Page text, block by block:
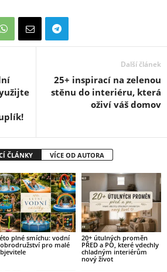
Další článek
25+ inspirací na zelenou
stěnu do interiéru, která
oživí váš domov
ČLÁNKY VÍCE OD AUTORA
plné smíchu: vodní
pro malé
20+ útulných proměn
PŘED a PO, které vdechly
chladným interiérům
nový život